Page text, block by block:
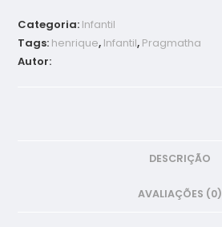
Categoria: Infantil
Tags: henrique, Infantil, Pragmatha
Autor:
DESCRIÇÃO
AVALIAÇÕES (0)